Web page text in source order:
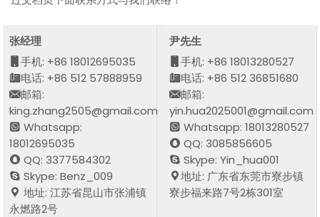
张经理
手机: +86 18012695035
电话: +86 512 57888959
邮箱:
king.zhang2505@gmail.com
Whatsapp:
18012695035
QQ: 3377584302
Skype: Benz_009
地址: 江苏省昆山市张浦镇
永燃路2号
尹先生
手机: +86 18013280527
电话: +86 512 36851680
邮箱:
yin.hua2025001@gmail.com
Whatsapp: 18013280527
QQ: 3085856605
Skype: Yin_hua001
地址: 广东省东莞市寮步镇
寮步福来路7号2栋301室